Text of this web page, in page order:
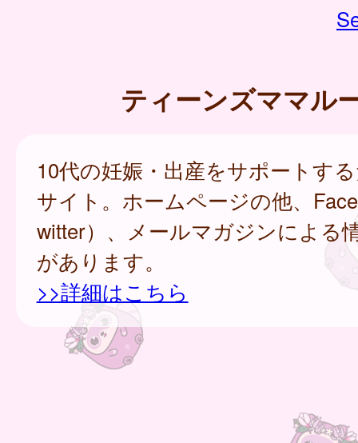
ティーンズママル
10代の妊娠・出産をサポートす
サイト。ホームページの他、
witter）、メールマガジンによる
があります。
>>詳細はこちら